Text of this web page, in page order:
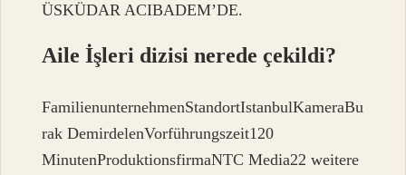
ÜSKÜDAR ACIBADEM’DE.
Aile İşleri dizisi nerede çekildi?
FamilienunternehmenStandortIstanbulKameraBu
rak DemirdelenVorführungszeit120
MinutenProduktionsfirmaNTC Media22 weitere